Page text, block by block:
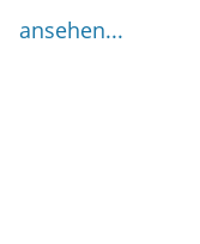
ansehen...